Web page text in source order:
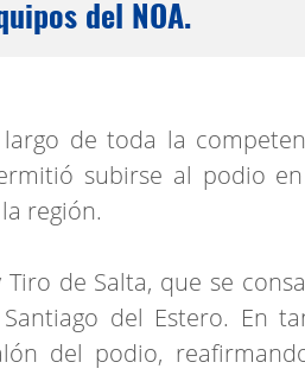
del NOA.
de toda la
subirse al podio
región.
de Salta, que se
del Estero. En
del podio,